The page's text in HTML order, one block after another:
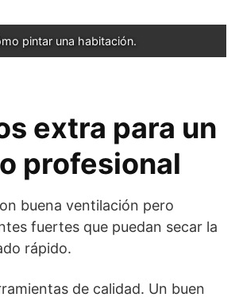
pintar una habitación.
extra para un
profesional
buena ventilación pero
fuertes que puedan secar la
rápido.
de calidad. Un buen